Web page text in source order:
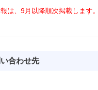
は、9月以降順次掲載します。
合わせ先